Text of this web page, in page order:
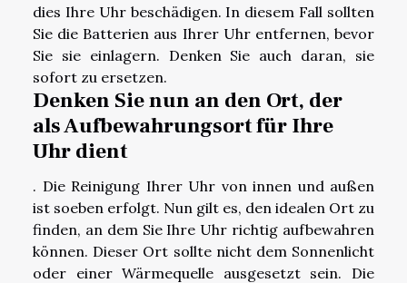
dies Ihre Uhr beschädigen. In diesem Fall sollten
Sie die Batterien aus Ihrer Uhr entfernen, bevor
Sie sie einlagern. Denken Sie auch daran, sie
sofort zu ersetzen.
Denken Sie nun an den Ort, der
als Aufbewahrungsort für Ihre
Uhr dient
. Die Reinigung Ihrer Uhr von innen und außen
ist soeben erfolgt. Nun gilt es, den idealen Ort zu
finden, an dem Sie Ihre Uhr richtig aufbewahren
können. Dieser Ort sollte nicht dem Sonnenlicht
oder einer Wärmequelle ausgesetzt sein. Die